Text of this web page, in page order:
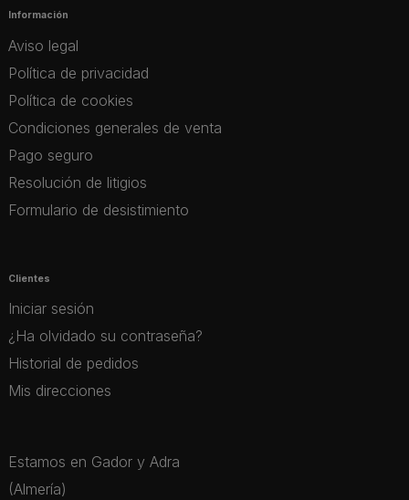
Información
Aviso legal
Política de privacidad
Política de cookies
Condiciones generales de venta
Pago seguro
Resolución de litigios
Formulario de desistimiento
Clientes
Iniciar sesión
¿Ha olvidado su contraseña?
Historial de pedidos
Mis direcciones
Estamos en Gador y Adra
(Almería)